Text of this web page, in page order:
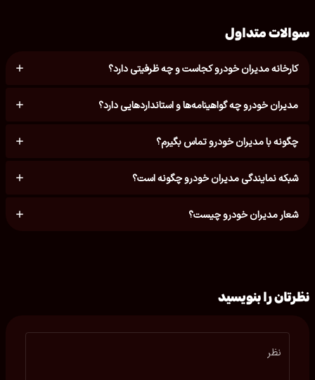
سوالات متداول
کارخانه مدیران خودرو کجاست و چه ظرفیتی دارد؟
مدیران خودرو چه گواهینامه‌ها و استانداردهایی دارد؟
چگونه با مدیران خودرو تماس بگیرم؟
شبکه نمایندگی مدیران خودرو چگونه است؟
شعار مدیران خودرو چیست؟
نظرتان را بنویسید
نظر